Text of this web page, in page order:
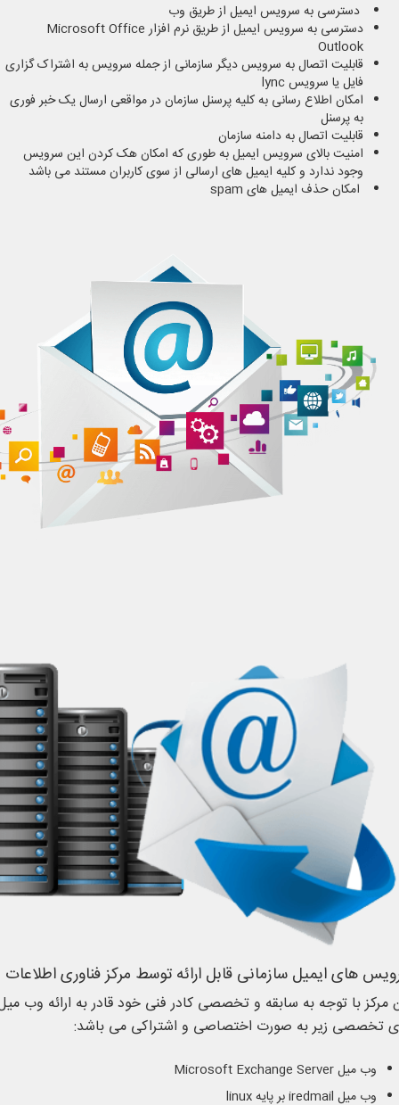
دسترسی به سرویس ایمیل از طریق وب
دسترسی به سرویس ایمیل از طریق نرم افزار Microsoft Office
Outlook
قابلیت اتصال به سرویس دیگر سازمانی از جمله سرویس به اشتراک گزاری
فایل یا سرویس lync
امکان اطلاع رسانی به کلیه پرسنل سازمان در مواقعی ارسال یک خبر فوری
به پرسنل
قابلیت اتصال به دامنه سازمان
امنیت بالای سرویس ایمیل به طوری که امکان هک کردن این سرویس
وجود ندارد و کلیه ایمیل های ارسالی از سوی کاربران مستند می باشد
امکان حذف ایمیل های spam
های ایمیل سازمانی قابل ارائه توسط مرکز فناوری اطلاعات
مرکز با توجه به سابقه و تخصصی کادر فنی خود قادر به ارائه وب
تخصصی زیر به صورت اختصاصی و اشتراکی می باشد:
وب میل Microsoft Exchange Server
وب میل iredmail بر پایه linux